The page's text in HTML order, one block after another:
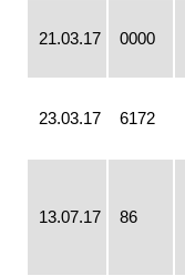
21.03.17 0000
23.03.17 6172
13.07.17 86